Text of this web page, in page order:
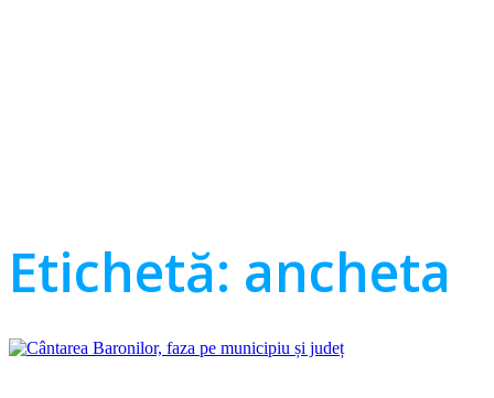
Etichetă: ancheta